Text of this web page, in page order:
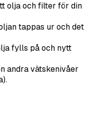
olja och filter för din
tappas ur och det
fylls på och nytt
andra vätskenivåer